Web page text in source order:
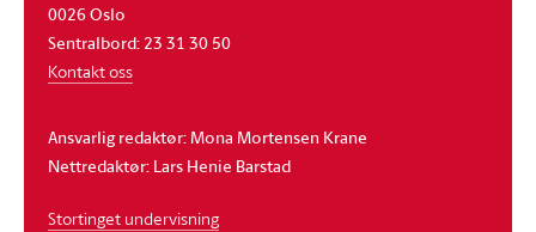
0026 Oslo
Sentralbord: 23 31 30 50
Kontakt oss
Ansvarlig redaktør: Mona Mortensen Krane
Nettredaktør: Lars Henie Barstad
Stortinget undervisning